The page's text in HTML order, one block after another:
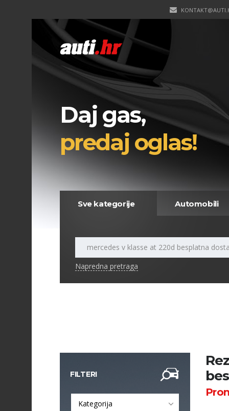
Daj gas,
predaj oglas!
Sve kategorije Automobili
Napredna pretraga
FILTERI
Kategorija